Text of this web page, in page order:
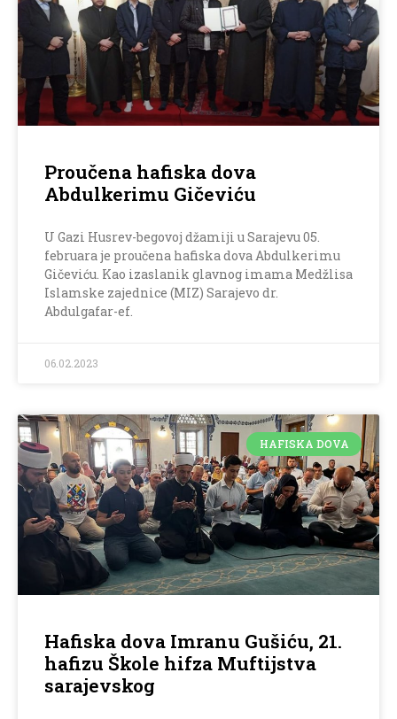
Proučena hafiska dova
Abdulkerimu Gičeviću
U Gazi Husrev-begovoj džamiji u Sarajevu 05.
februara je proučena hafiska dova Abdulkerimu
Gičeviću. Kao izaslanik glavnog imama Medžlisa
Islamske zajednice (MIZ) Sarajevo dr.
Abdulgafar-ef.
06.02.2023
HAFISKA DOVA
Hafiska dova Imranu Gušiću, 21.
hafizu Škole hifza Muftijstva
sarajevskog